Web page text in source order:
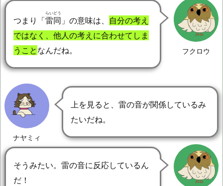
フクロウ
つまり「雷同
らいどう
」の意味は、 自分の考え
ではなく、他人の考えに合わせてしま
うこと なんだね。
ナヤミィ
上を見ると、雷の音が関係しているみ
たいだね。
そうみたい。雷の音に反応しているん
だ！